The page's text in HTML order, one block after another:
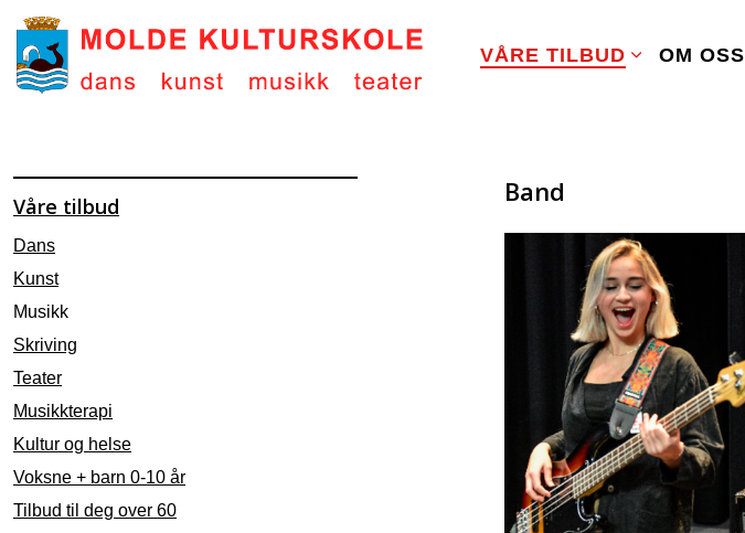
VÅRE TILBUD OM OSS
Band
Våre tilbud
Dans
Kunst
Musikk
Skriving
Teater
Musikkterapi
Kultur og helse
Voksne + barn 0-10 år
Tilbud til deg over 60